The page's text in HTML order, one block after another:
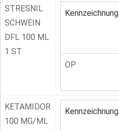
STRESNIL
SCHWEIN
DFL 100 ML
1 ST
Kennzeichnung
OP
KETAMIDOR
100 MG/ML
Kennzeichnung